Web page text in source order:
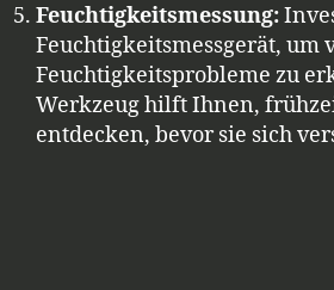
Feuchtigkeitsmessung:
Feuchtigkeitsmessgerät, um
Feuchtigkeitsprobleme zu
Werkzeug hilft Ihnen,
entdecken, bevor sie sich